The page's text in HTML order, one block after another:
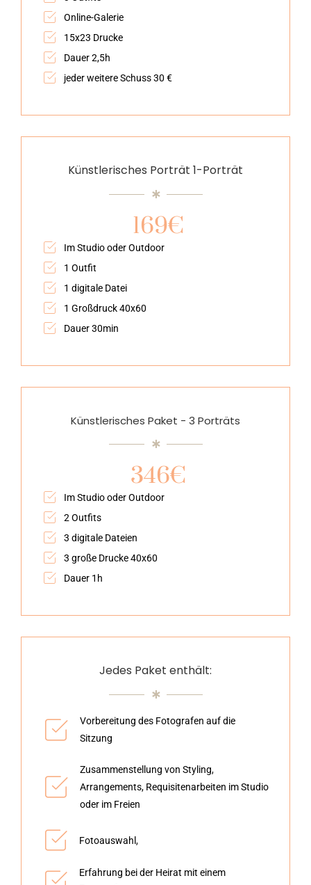
Online-Galerie
15x23 Drucke
Dauer 2,5h
jeder weitere Schuss 30 €
Künstlerisches Porträt 1-Porträt
169€
Im Studio oder Outdoor
1 Outfit
1 digitale Datei
1 Großdruck 40x60
Dauer 30min
Künstlerisches Paket - 3 Porträts
346€
Im Studio oder Outdoor
2 Outfits
3 digitale Dateien
3 große Drucke 40x60
Dauer 1h
Jedes Paket enthält:
Vorbereitung des Fotografen auf die
Sitzung
Zusammenstellung von Styling,
Arrangements, Requisitenarbeiten im Studio
oder im Freien
Fotoauswahl,
Erfahrung bei der Heirat mit einem